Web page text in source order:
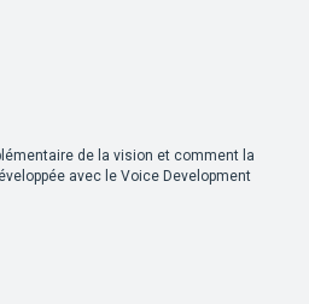
de la vision et comment la
avec le Voice Development